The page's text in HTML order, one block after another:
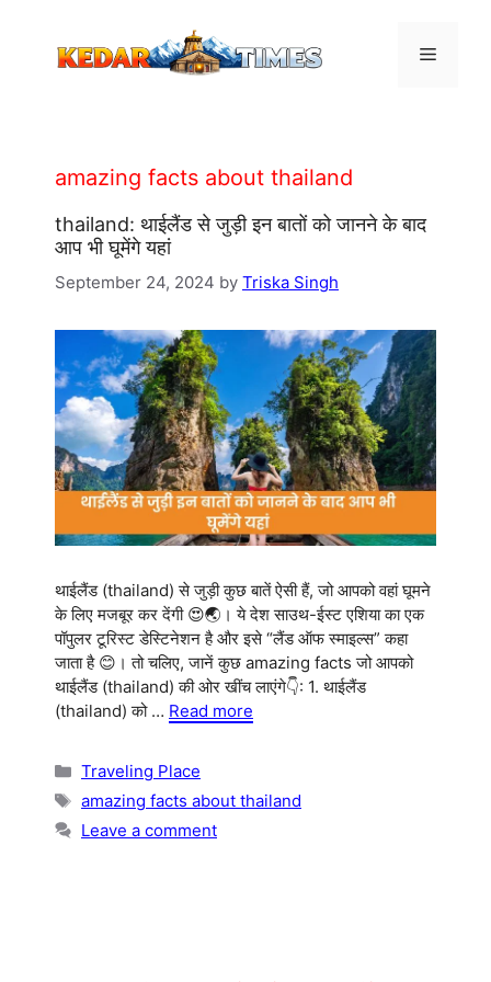
Menu
amazing facts about thailand
thailand: थाईलैंड से जुड़ी इन बातों को जानने के बाद
आप भी घूमेंगे यहां
September 24, 2024 by Triska Singh
थाईलैंड (thailand) से जुड़ी कुछ बातें ऐसी हैं, जो आपको वहां घूमने
के लिए मजबूर कर देंगी 😍🌏। ये देश साउथ-ईस्ट एशिया का एक
पॉपुलर टूरिस्ट डेस्टिनेशन है और इसे “लैंड ऑफ स्माइल्स” कहा
जाता है 😊। तो चलिए, जानें कुछ amazing facts जो आपको
थाईलैंड (thailand) की ओर खींच लाएंगे👇: 1. थाईलैंड
(thailand) को … Read more
Categories
Traveling Place
Tags
amazing facts about thailand
Leave a comment